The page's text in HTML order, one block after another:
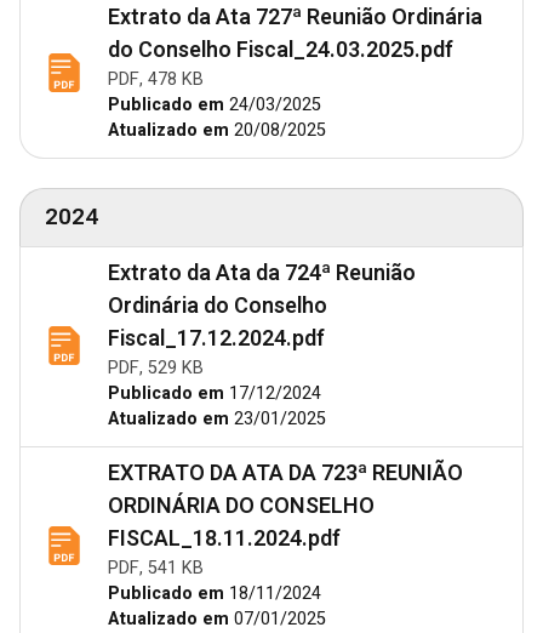
Extrato da Ata 727ª Reunião Ordinária
do Conselho Fiscal_24.03.2025.pdf
PDF, 478 KB
Publicado em 24/03/2025
Atualizado em 20/08/2025
2024
Extrato da Ata da 724ª Reunião
Ordinária do Conselho
Fiscal_17.12.2024.pdf
PDF, 529 KB
Publicado em 17/12/2024
Atualizado em 23/01/2025
EXTRATO DA ATA DA 723ª REUNIÃO
ORDINÁRIA DO CONSELHO
FISCAL_18.11.2024.pdf
PDF, 541 KB
Publicado em 18/11/2024
Atualizado em 07/01/2025